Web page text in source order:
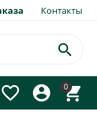
Контакты
0




×
409) (Дайдо